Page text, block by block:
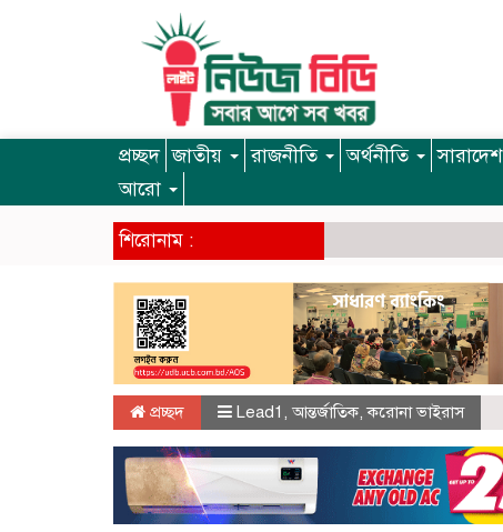
প্রচ্ছদ জাতীয় রাজনীতি অর্থনীতি সারাদেশ
আরো
শিরোনাম :
প্রচ্ছদ Lead1 , আন্তর্জাতিক,করোনা ভাইরাস